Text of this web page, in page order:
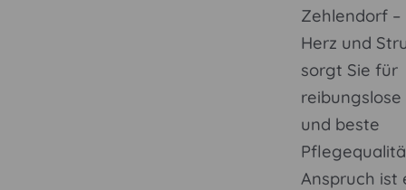
Zehlendorf –
Herz und
sorgt Sie für
und beste
Anspruch ist